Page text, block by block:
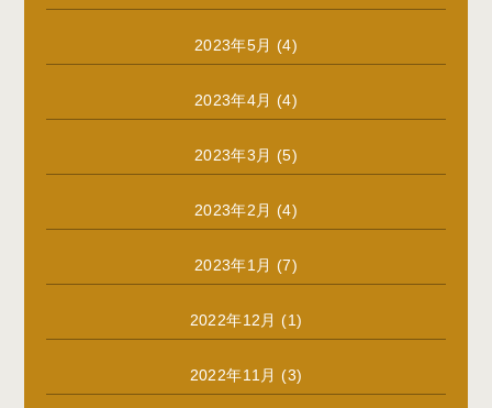
2023年5月 (4)
2023年4月 (4)
2023年3月 (5)
2023年2月 (4)
2023年1月 (7)
2022年12月 (1)
2022年11月 (3)